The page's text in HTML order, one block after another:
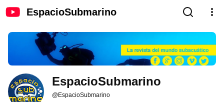
EspacioSubmarino
EspacioSubmarino
@EspacioSubmarino